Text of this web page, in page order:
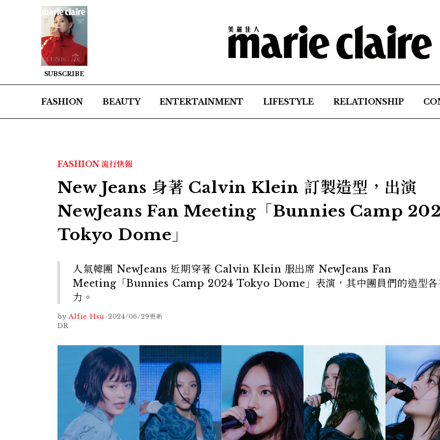
SUBSCRIBE
FASHION BEAUTY ENTERTAINMENT LIFESTYLE RELATIONSHIP
FASHION 流行快報
New Jeans 身著 Calvin Klein 訂製造型，出演
NewJeans Fan Meeting「Bunnies Camp
Tokyo Dome」
人氣韓團 NewJeans 近期穿著 Calvin Klein 服出席 NewJeans Fan
Meeting「Bunnies Camp 2024 Tokyo Dome」表演，其中團員們的造型各
力。
by Alfie Hsu-2024/06/29更新
DR